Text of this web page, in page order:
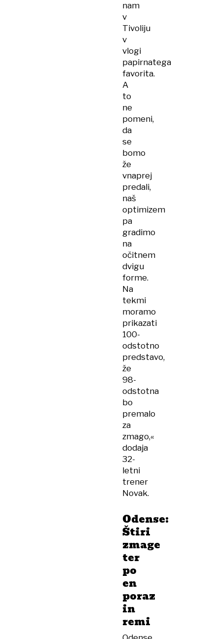
nam
v
Tivoliju
v
vlogi
papirnatega
favorita.
A
to
ne
pomeni,
da
se
bomo
že
vnaprej
predali,
naš
optimizem
pa
gradimo
na
očitnem
dvigu
forme.
Na
tekmi
moramo
prikazati
100-
odstotno
predstavo,
že
98-
odstotna
bo
premalo
za
zmago,«
dodaja
32-
letni
trener
Novak.
Odense:
Štiri
zmage
ter
po
en
poraz
in
remi